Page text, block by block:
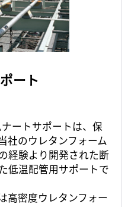
ート
ートサポートは、保
社のウレタンフォーム
経験より開発された断
低温配管用サポートで
高密度ウレタンフォー